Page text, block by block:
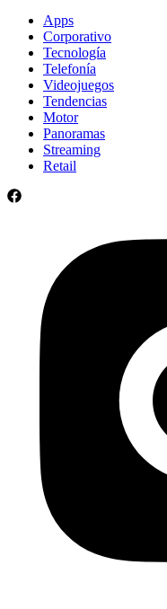
Apps
Corporativo
Tecnología
Telefonía
Videojuegos
Tendencias
Motor
Panoramas
Streaming
Retail